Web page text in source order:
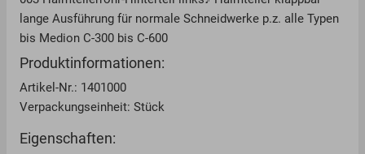
lange Ausführung für normale Schneidwerke p.z. alle Typen
bis Medion C-300 bis C-600
Produktinformationen:
Artikel-Nr.: 1401000
Verpackungseinheit: Stück
Eigenschaften: